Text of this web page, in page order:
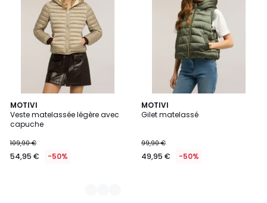
MOTIVI
Veste matelassée légère avec
capuche
109,90 €
54,95 € -50%
2
Couleurs
MOTIVI
Gilet matelassé
99,90 €
49,95 € -50%